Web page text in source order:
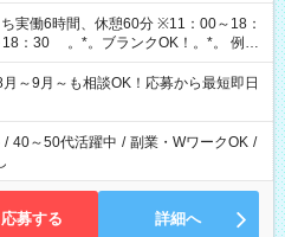
実働6時間、休憩60分 ※11：00～18：
！。*。 例え
/事務/コールセンター/受付/販売/カフェ
テルフロント/化粧品販売/など 様々な
ています♪
～9月～も相談OK！応募から最短即日
/ 40～50代活躍中 / 副業・WワークOK /
応募する 詳細へ